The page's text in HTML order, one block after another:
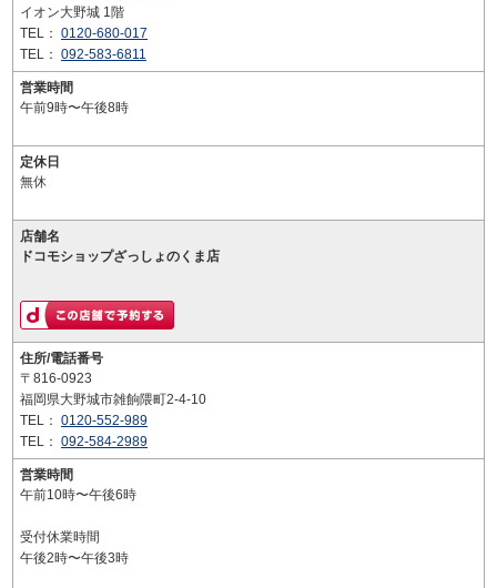
イオン大野城 1階
TEL： 0120-680-017
TEL： 092-583-6811
営業時間
午前9時〜午後8時
定休日
無休
店舗名
ドコモショップざっしょのくま店
住所/電話番号
〒816-0923
福岡県大野城市雑餉隈町2-4-10
TEL： 0120-552-989
TEL： 092-584-2989
営業時間
午前10時〜午後6時
受付休業時間
午後2時〜午後3時